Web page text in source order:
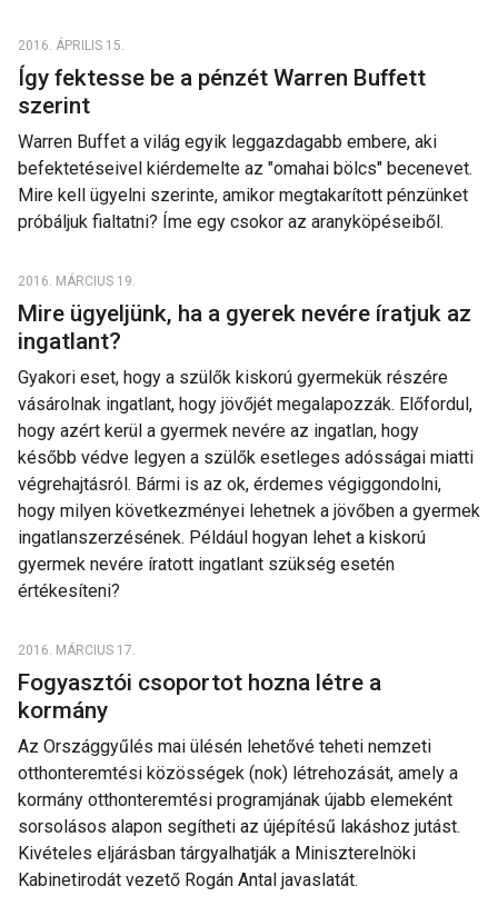
2016. ÁPRILIS 15.
Így fektesse be a pénzét Warren Buffett
szerint
Warren Buffet a világ egyik leggazdagabb embere, aki
befektetéseivel kiérdemelte az "omahai bölcs" becenevet.
Mire kell ügyelni szerinte, amikor megtakarított pénzünket
próbáljuk fialtatni? Íme egy csokor az aranyköpéseiből.
2016. MÁRCIUS 19.
Mire ügyeljünk, ha a gyerek nevére íratjuk az
ingatlant?
Gyakori eset, hogy a szülők kiskorú gyermekük részére
vásárolnak ingatlant, hogy jövőjét megalapozzák. Előfordul,
hogy azért kerül a gyermek nevére az ingatlan, hogy
később védve legyen a szülők esetleges adósságai miatti
végrehajtásról. Bármi is az ok, érdemes végiggondolni,
hogy milyen következményei lehetnek a jövőben a gyermek
ingatlanszerzésének. Például hogyan lehet a kiskorú
gyermek nevére íratott ingatlant szükség esetén
értékesíteni?
2016. MÁRCIUS 17.
Fogyasztói csoportot hozna létre a
kormány
Az Országgyűlés mai ülésén lehetővé teheti nemzeti
otthonteremtési közösségek (nok) létrehozását, amely a
kormány otthonteremtési programjának újabb elemeként
sorsolásos alapon segítheti az újépítésű lakáshoz jutást.
Kivételes eljárásban tárgyalhatják a Miniszterelnöki
Kabinetirodát vezető Rogán Antal javaslatát.